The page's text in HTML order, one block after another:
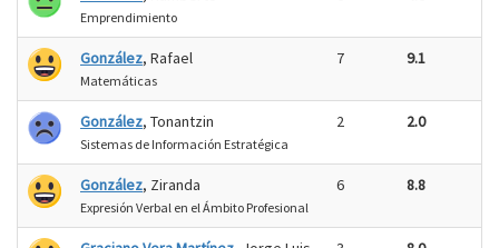
Emprendimiento
González, Rafael
Matemáticas
7 9.1
González, Tonantzin
Sistemas de Información Estratégica
2 2.0
González, Ziranda
Expresión Verbal en el Ámbito Profesional
6 8.8